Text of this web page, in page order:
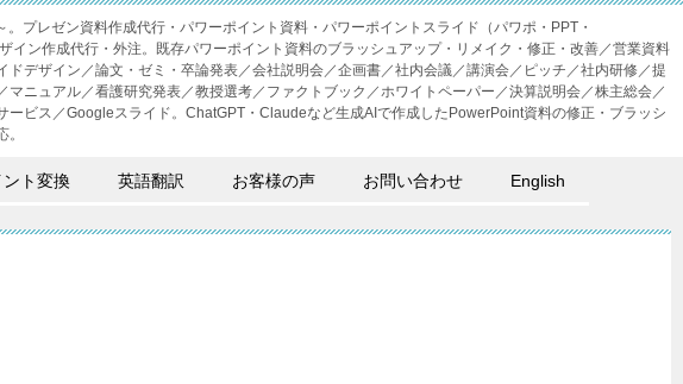
。プレゼン資料作成代行・パワーポイント資料・パワーポイントスライド（パワポ・PPT・
イン作成代行・外注。既存パワーポイント資料のブラッシュアップ・リメイク・修正・改善／営業資料
ドデザイン／論文・ゼミ・卒論発表／会社説明会／企画書／社内会議／講演会／ピッチ／社内研修／提
マニュアル／看護研究発表／教授選考／ファクトブック／ホワイトペーパー／決算説明会／株主総会／
ービス／Googleスライド。ChatGPT・Claudeなど生成AIで作成したPowerPoint資料の修正・ブラッシ
ト変換 英語翻訳 お客様の声 お問い合わせ English